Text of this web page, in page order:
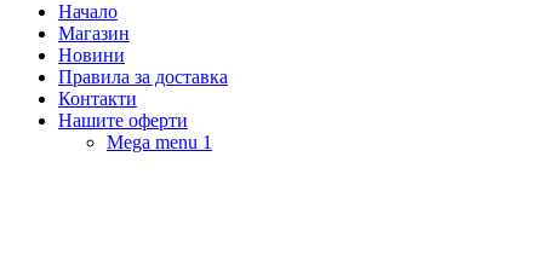
Начало
Магазин
Новини
Правила за доставка
Контакти
Нашите оферти
Mega menu 1